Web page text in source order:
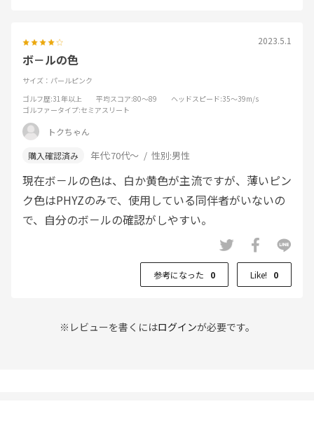
2023.5.1
ボ－ルの色
サイズ：パールピンク
ゴルフ歴:31年以上 平均スコア:80～89 ヘッドスピード:35～39m/s
ゴルファータイプ:セミアスリート
トクちゃん
年代:70代～ 性別:男性
現在ボ－ルの色は、白か黄色が主流ですが、薄いピン
ク色はPHYZのみで、使用している同伴者がいないの
で、自分のボ－ルの確認がしやすい。
参考になった 0 Like! 0
※レビューを書くにはログインが必要です。